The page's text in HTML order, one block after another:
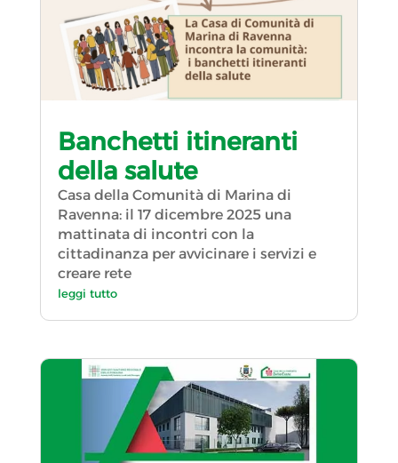
Banchetti itineranti
della salute
Casa della Comunità di Marina di
Ravenna: il 17 dicembre 2025 una
mattinata di incontri con la
cittadinanza per avvicinare i servizi e
creare rete
leggi tutto